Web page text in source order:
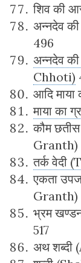
शिव की
अन्नदेव
496
अन्नदेव
Chhoti)
आदि
माया का
कौम
Granth)
तर्क वेदी
एकता
Granth)
भ्रम
517
अथ शब्दी